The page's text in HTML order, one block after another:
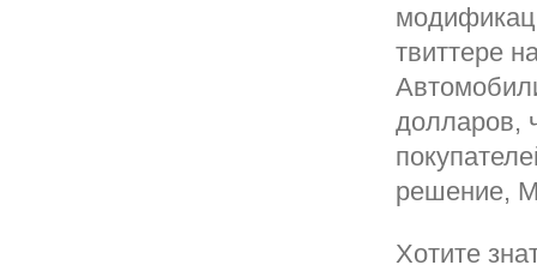
твиттере
долларов,
решение,
Хотите